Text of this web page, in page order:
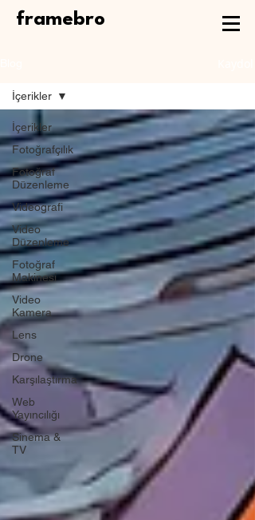
framebro
İçerikler
Fotoğrafçılık
Fotoğraf
Düzenleme
Videografi
Video
Düzenleme
Fotoğraf
Makinesi
Video
Kamera
Lens
Drone
Karşılaştırma
Web
Yayıncılığı
Sinema &
TV
İçerikler